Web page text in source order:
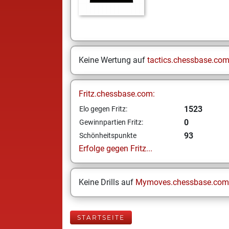
Keine Wertung auf tactics.chessbase.com
Fritz.chessbase.com:
Elo gegen Fritz: 1523
Gewinnpartien Fritz: 0
Schönheitspunkte
93
Erfolge gegen Fritz...
Keine Drills auf Mymoves.chessbase.com
STARTSEITE